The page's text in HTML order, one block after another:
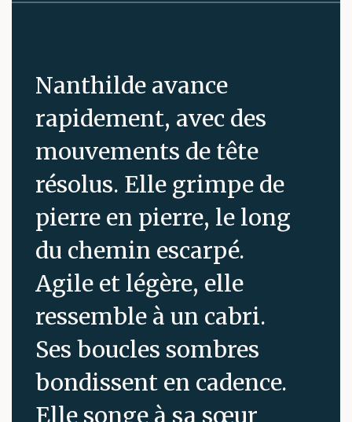
Nanthilde avance
rapidement, avec des
mouvements de tête
résolus. Elle grimpe de
pierre en pierre, le long
du chemin escarpé.
Agile et légère, elle
ressemble à un cabri.
Ses boucles sombres
bondissent en cadence.
Elle songe à sa sœur